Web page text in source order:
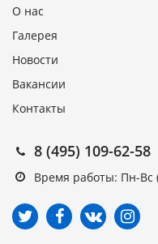
О нас
Галерея
Новости
Вакансии
Контакты
8 (495) 109-62-58
Время работы: Пн-Вс